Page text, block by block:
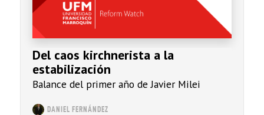
Del caos kirchnerista a la
estabilización
Balance del primer año de Javier Milei
DANIEL FERNÁNDEZ